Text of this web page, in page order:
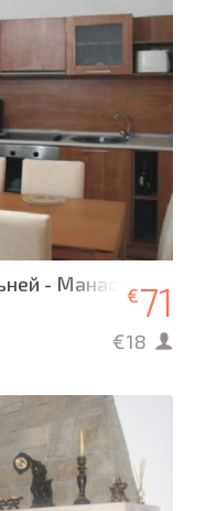
- Манастира 3
€71
€18